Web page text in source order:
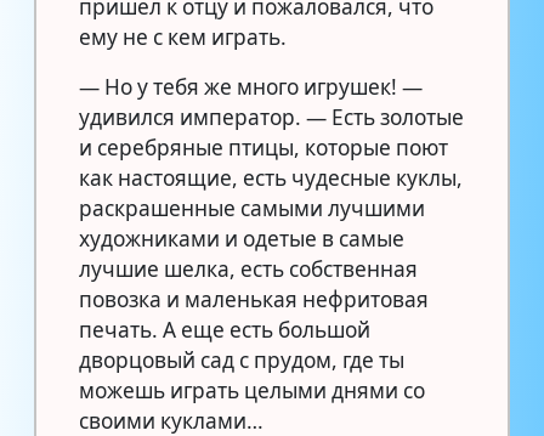
пришел к отцу и пожаловался, что
ему не с кем играть.
— Но у тебя же много игрушек! —
удивился император. — Есть золотые
и серебряные птицы, которые поют
как настоящие, есть чудесные куклы,
раскрашенные самыми лучшими
художниками и одетые в самые
лучшие шелка, есть собственная
повозка и маленькая нефритовая
печать. А еще есть большой
дворцовый сад с прудом, где ты
можешь играть целыми днями со
своими куклами…